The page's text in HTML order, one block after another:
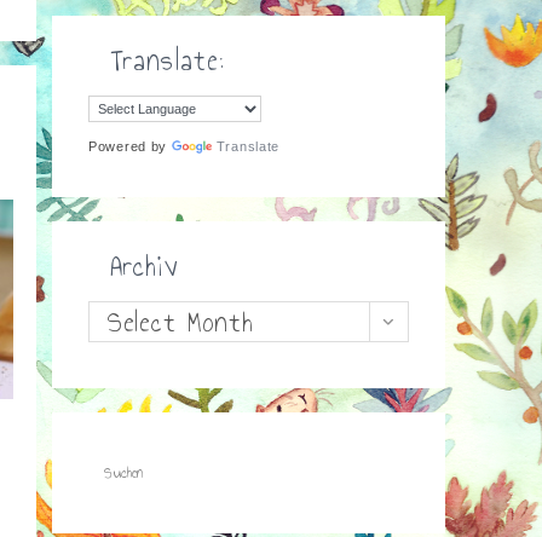
Translate:
Powered by Translate
Archiv
ArchivSelect Month